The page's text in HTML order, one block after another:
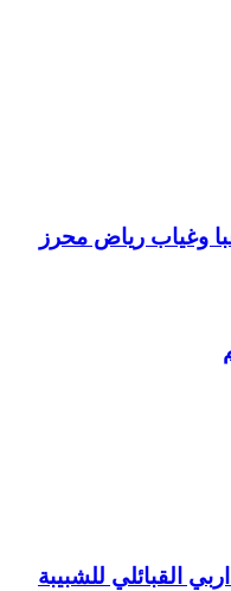
القبائلي للشبيبة